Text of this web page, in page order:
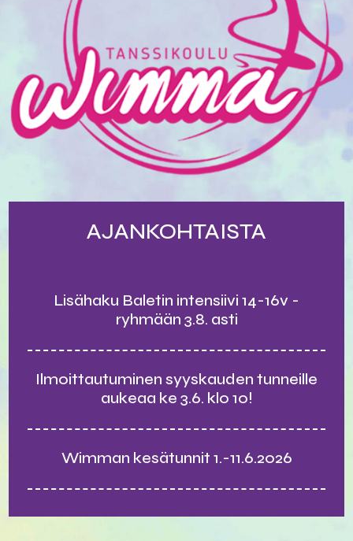
AJANKOHTAISTA
Lisähaku Baletin intensiivi 14-16v -
ryhmään 3.8. asti
Ilmoittautuminen syyskauden tunneille
aukeaa ke 3.6. klo 10!
Wimman kesätunnit 1.-11.6.2026